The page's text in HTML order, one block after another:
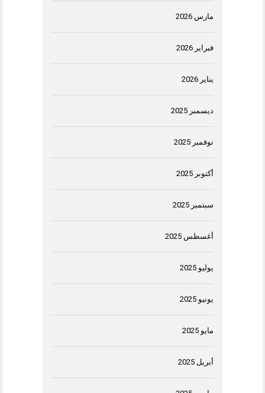
مارس 2026
فبراير 2026
يناير 2026
ديسمبر 2025
نوفمبر 2025
أكتوبر 2025
سبتمبر 2025
أغسطس 2025
يوليو 2025
يونيو 2025
مايو 2025
أبريل 2025